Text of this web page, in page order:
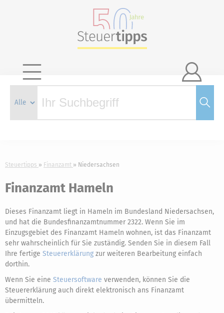

Steuertipps Finanzamt Niedersachsen
Finanzamt Hameln
Dieses Finanzamt liegt in Hameln im Bundesland Niedersachsen,
und hat die Bundesfinanzamtnummer 2322. Wenn Sie im
Einzugsgebiet des Finanzamt Hameln wohnen, ist das Finanzamt
sehr wahrscheinlich für Sie zuständig. Senden Sie in diesem Fall
Ihre fertige Steuererklärung zur weiteren Bearbeitung einfach
dorthin.
Wenn Sie eine Steuersoftware verwenden, können Sie die
Steuererklärung auch direkt elektronisch ans Finanzamt
übermitteln.